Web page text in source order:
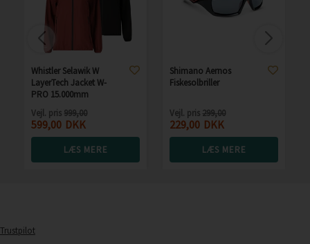
Whistler Selawik W
LayerTech Jacket W-
PRO 15.000mm
Vejl. pris 999,00
599,00 DKK
LÆS MERE
Shimano Aernos
Fiskesolbriller
Vejl. pris 299,00
229,00 DKK
LÆS MERE
Trustpilot